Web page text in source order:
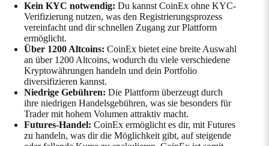
Kein KYC notwendig: Du kannst CoinEx ohne KYC-
Verifizierung nutzen, was den Registrierungsprozess
vereinfacht und dir schnellen Zugang zur Plattform
ermöglicht.
Über 1200 Altcoins: CoinEx bietet eine breite Auswahl
an über 1200 Altcoins, wodurch du viele verschiedene
Kryptowährungen handeln und dein Portfolio
diversifizieren kannst.
Niedrige Gebühren: Die Plattform überzeugt durch
ihre niedrigen Handelsgebühren, was sie besonders für
Trader mit hohem Volumen attraktiv macht.
Futures-Handel: CoinEx ermöglicht es dir, mit Futures
zu handeln, was dir die Möglichkeit gibt, auf steigende